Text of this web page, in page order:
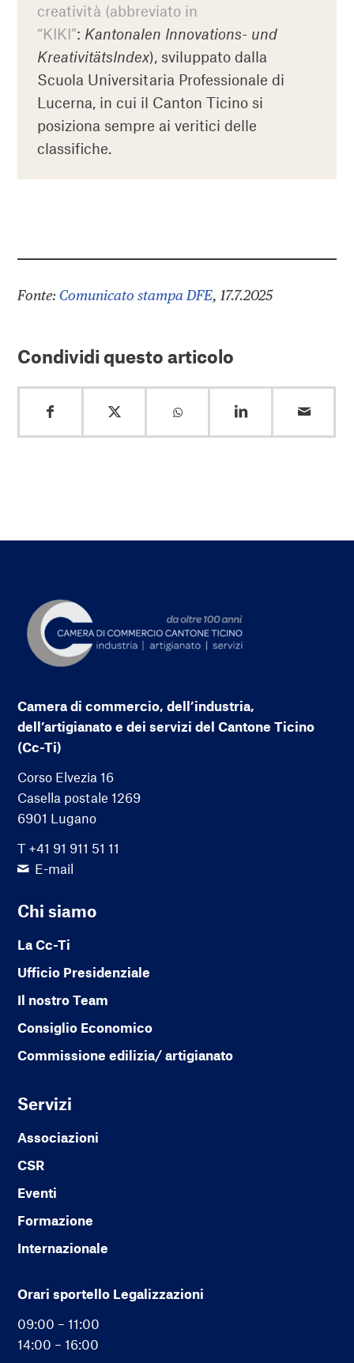
creatività (abbreviato in
“KIKI”: Kantonalen Innovations- und
KreativitätsIndex), sviluppato dalla
Scuola Universitaria Professionale di
Lucerna, in cui il Canton Ticino si
posiziona sempre ai veritici delle
classifiche.
Fonte:Comunicato stampa DFE, 17.7.2025
Condividi questo articolo
Camera di commercio, dell’industria,
dell’artigianato e dei servizi del Cantone Ticino
(Cc-Ti)
Corso Elvezia 16
Casella postale 1269
6901 Lugano
T +41 91 911 51 11
E-mail
Chi siamo
La Cc-Ti
Ufficio Presidenziale
Il nostro Team
Consiglio Economico
Commissione edilizia/ artigianato
Servizi
Associazioni
CSR
Eventi
Formazione
Internazionale
Orari sportello Legalizzazioni
09:00 – 11:00
14:00 – 16:00